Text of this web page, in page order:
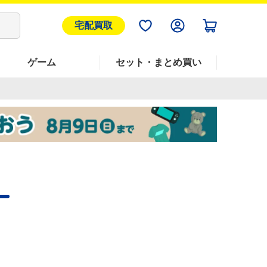
宅配買取
ゲーム セット・まとめ買い